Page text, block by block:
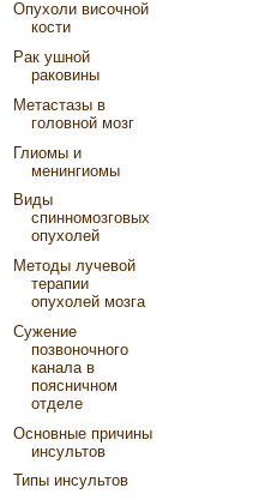
Опухоли височной
кости
Рак ушной
раковины
Метастазы в
головной мозг
Глиомы и
менингиомы
Виды
спинномозговых
опухолей
Методы лучевой
терапии
опухолей мозга
Сужение
позвоночного
канала в
поясничном
отделе
Основные причины
инсультов
Типы инсультов